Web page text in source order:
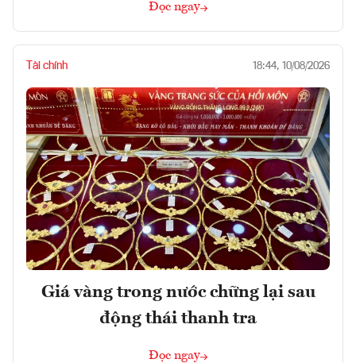
Đọc ngay
Tài chính 18:44, 10/08/2026
Giá vàng trong nước chững lại sau
động thái thanh tra
Đọc ngay